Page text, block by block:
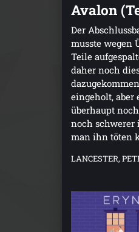
Avalon
Der
musste wegen
Teile
daher noch
eingeholt, aber
überhaupt
noch schwerer
man ihn töten
LANCESTER,